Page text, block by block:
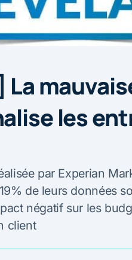
La
les
par Experian
de leurs données
négatif sur les
client